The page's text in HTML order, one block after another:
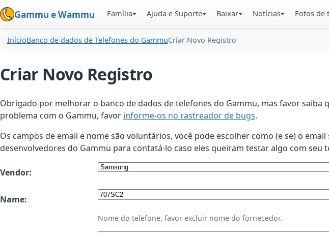
Gammu e Wammu Família Ajuda e Suporte Baixar Notícias Fotos de
InícioBanco de dados de Telefones do GammuCriar Novo Registro
Criar Novo Registro
Obrigado por melhorar o banco de dados de telefones do Gammu, mas favor saiba
problema com o Gammu, favor informe-os no rastreador de bugs.
Os campos de email e nome são voluntários, você pode escolher como (e se) o
desenvolvedores do Gammu para contatá-lo caso eles queiram testar algo com
Vendor:
Name:
Nome do telefone, favor excluir nome do fornecedor.